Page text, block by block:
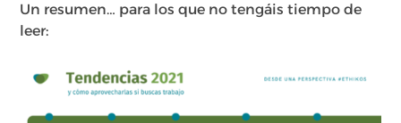
Un resumen… para los que no tengáis tiempo de
leer: